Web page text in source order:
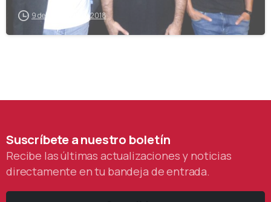
9 de noviembre de 2018
Suscríbeteanuestro boletín
Recibe las últimas actualizaciones y noticias
directamente en tu bandeja de entrada.